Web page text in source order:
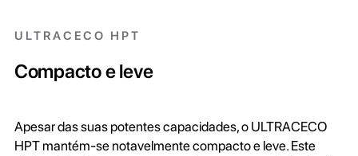
ULTRACECO HPT
Compacto e leve
Apesar das suas potentes capacidades, o ULTRACECO
HPT mantém-se notavelmente compacto e leve. Este